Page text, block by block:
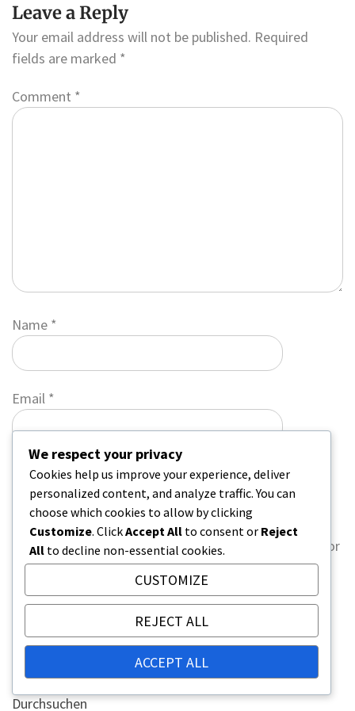
Leave a Reply
Your email address will not be published. Required
fields are marked *
Comment *
Name *
Email *
Website
Save my name, email, and website in this browser for
the next time I comment.
Durchsuchen
We respect your privacy
Cookies help us improve your experience, deliver
personalized content, and analyze traffic. You can
choose which cookies to allow by clicking
Customize. ClickAccept All to consent or Reject
All to decline non-essential cookies.
CUSTOMIZE
REJECT ALL
ACCEPT ALL